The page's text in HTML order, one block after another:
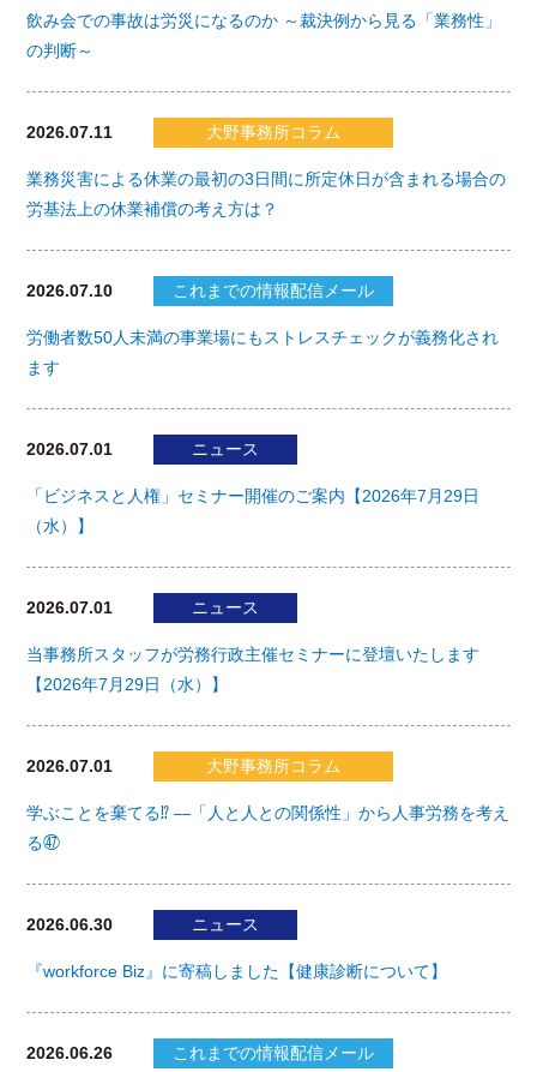
飲み会での事故は労災になるのか ～裁決例から見る「業務性」
の判断～
2026.07.11 大野事務所コラム
業務災害による休業の最初の3日間に所定休日が含まれる場合の
労基法上の休業補償の考え方は？
2026.07.10 これまでの情報配信メール
労働者数50人未満の事業場にもストレスチェックが義務化され
ます
2026.07.01 ニュース
「ビジネスと人権」セミナー開催のご案内【2026年7月29日
（水）】
2026.07.01 ニュース
当事務所スタッフが労務行政主催セミナーに登壇いたします
【2026年7月29日（水）】
2026.07.01 大野事務所コラム
学ぶことを棄てる⁉ ―「人と人との関係性」から人事労務を考え
る㊼
2026.06.30 ニュース
『workforce Biz』に寄稿しました【健康診断について】
2026.06.26 これまでの情報配信メール